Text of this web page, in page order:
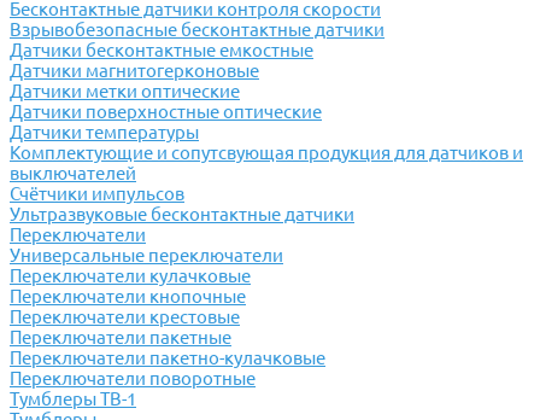
Бесконтактные датчики контроля скорости
Взрывобезопасные бесконтактные датчики
Датчики бесконтактные емкостные
Датчики магнитогерконовые
Датчики метки оптические
Датчики поверхностные оптические
Датчики температуры
Комплектующие и сопутсвующая продукция для датчиков и
выключателей
Счётчики импульсов
Ультразвуковые бесконтактные датчики
Переключатели
Универсальные переключатели
Переключатели кулачковые
Переключатели кнопочные
Переключатели крестовые
Переключатели пакетные
Переключатели пакетно-кулачковые
Переключатели поворотные
Тумблеры ТВ-1